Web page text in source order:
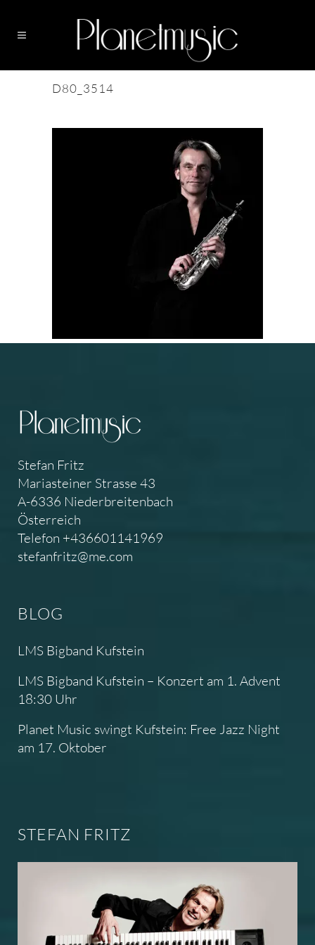
D80_3514
Stefan Fritz
Mariasteiner Strasse 43
A-6336 Niederbreitenbach
Österreich
Telefon +436601141969
stefanfritz@me.com
BLOG
LMS Bigband Kufstein
LMS Bigband Kufstein – Konzert am 1. Advent
18:30 Uhr
Planet Music swingt Kufstein: Free Jazz Night
am 17. Oktober
STEFAN FRITZ